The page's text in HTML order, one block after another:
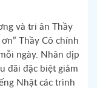
và tri ân Thầy
Thầy Cô chính
ngày. Nhân dịp
đãi đặc biệt giảm
Nhật các trình